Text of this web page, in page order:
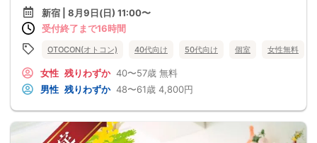
新宿 | 8月9日(日) 11:00〜
受付終了まで16時間
OTOCON(オトコン) 40代向け 50代向け 個室 女性無料
女性 残りわずか 40〜57歳 無料
男性 残りわずか 48〜61歳 4,800円